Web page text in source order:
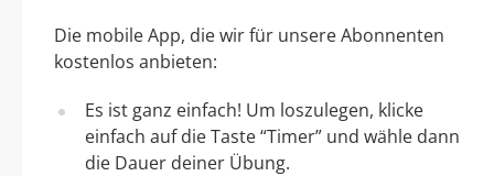
Die mobile App, die wir für unsere Abonnenten
kostenlos anbieten:
Es ist ganz einfach! Um loszulegen, klicke
einfach auf die Taste “Timer” und wähle dann
die Dauer deiner Übung.